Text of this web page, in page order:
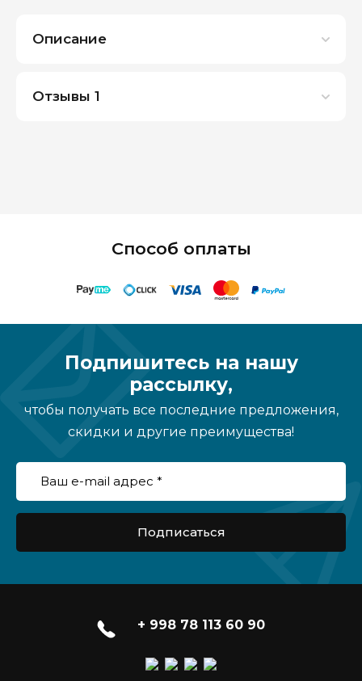
Описание
Отзывы 1
Способ оплаты
Подпишитесь на нашу
рассылку,
чтобы получать все последние предложения,
скидки и другие преимущества!
Подписаться
+ 998 78 113 60 90